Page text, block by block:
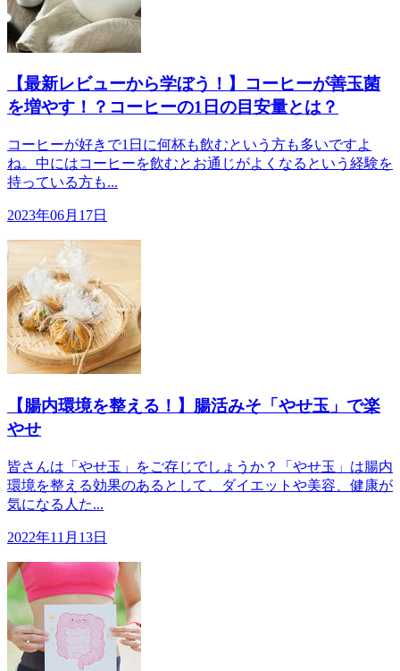
【最新レビューから学ぼう！】コーヒーが善玉菌
を増やす！？コーヒーの1日の目安量とは？
コーヒーが好きで1日に何杯も飲むという方も多いですよ
ね。中にはコーヒーを飲むとお通じがよくなるという経験を
持っている方も...
2023年06月17日
【腸内環境を整える！】腸活みそ「やせ玉」で楽
やせ
皆さんは「やせ玉」をご存じでしょうか？「やせ玉」は腸内
環境を整える効果のあるとして、ダイエットや美容、健康が
気になる人た...
2022年11月13日